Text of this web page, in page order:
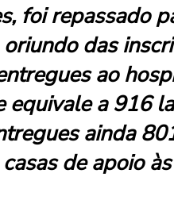
foi repassado
das
ao
equivale a 916
ainda
de apoio